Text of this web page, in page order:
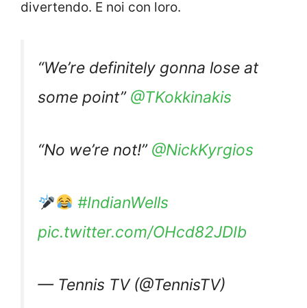
divertendo. E noi con loro.
“We’re definitely gonna lose at
some point” @TKokkinakis
“No we’re not!” @NickKyrgios
#IndianWells
pic.twitter.com/OHcd82JDIb
— Tennis TV (@TennisTV)